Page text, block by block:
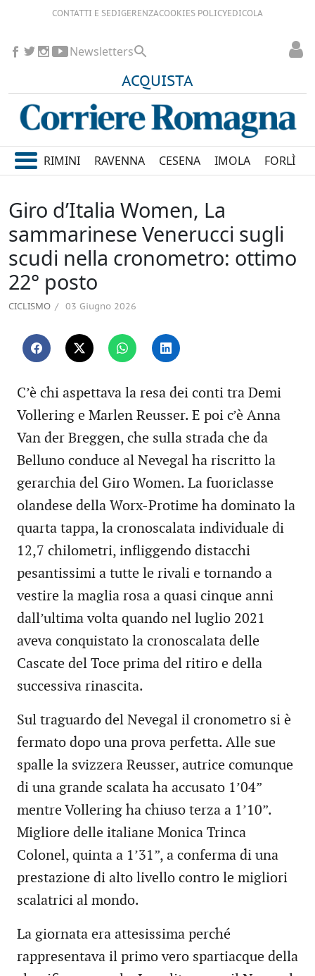
CONTATTI E SEDIGERENZACOOKIES POLICYEDICOLA
ACQUISTA
Newsletters
RIMINI RAVENNA CESENA IMOLA FORLÌ
Giro d’Italia Women, La
sammarinese Venerucci sugli
scudi nella cronometro: ottimo
22° posto
CICLISMO 03 Giugno 2026
C’è chi aspettava la resa dei conti tra Demi
Vollering e Marlen Reusser. E poi c’è Anna
Van der Breggen, che sulla strada che da
Belluno conduce al Nevegal ha riscritto la
gerarchia del Giro Women. La fuoriclasse
olandese della Worx-Protime ha dominato la
quarta tappa, la cronoscalata individuale di
12,7 chilometri, infliggendo distacchi
pesantissimi a tutte le rivali e tornando a
vestire la maglia rosa a quasi cinque anni
dall’ultima volta quando nel luglio 2021
aveva conquistato la cronoscalata delle
Cascate del Toce prima del ritiro e della
successiva rinascita.
Sul traguardo del Nevegal il cronometro si è
fermato dopo una prova perfetta. Alle sue
spalle la svizzera Reusser, autrice comunque
di una grande scalata ha accusato 1’04”
mentre Vollering ha chiuso terza a 1’10”.
Migliore delle italiane Monica Trinca
Colonel, quinta a 1’31”, a conferma di una
prestazione di alto livello contro le migliori
scalatrici al mondo.
La giornata era attesissima perché
rappresentava il primo vero spartiacque della